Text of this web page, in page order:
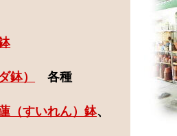
鉢） 各種
（すいれん）鉢、